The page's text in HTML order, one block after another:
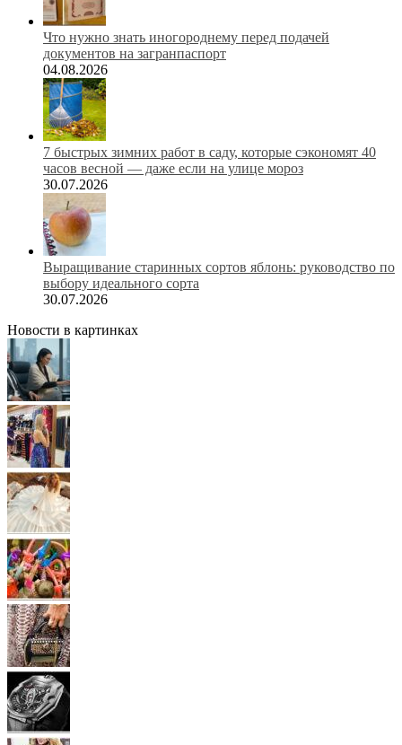
Что нужно знать иногороднему перед подачей
документов на загранпаспорт
04.08.2026
7 быстрых зимних работ в саду, которые сэкономят 40
часов весной — даже если на улице мороз
30.07.2026
Выращивание старинных сортов яблонь: руководство по
выбору идеального сорта
30.07.2026
Новости в картинках